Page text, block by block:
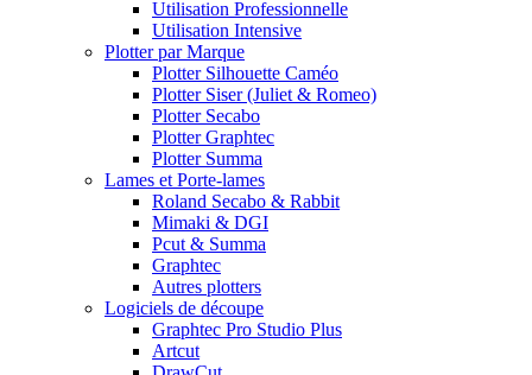
Utilisation Professionnelle
Utilisation Intensive
Plotter par Marque
Plotter Silhouette Caméo
Plotter Siser (Juliet & Romeo)
Plotter Secabo
Plotter Graphtec
Plotter Summa
Lames et Porte-lames
Roland Secabo & Rabbit
Mimaki & DGI
Pcut & Summa
Graphtec
Autres plotters
Logiciels de découpe
Graphtec Pro Studio Plus
Artcut